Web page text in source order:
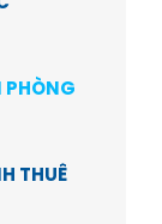
PHÒNG
THUÊ